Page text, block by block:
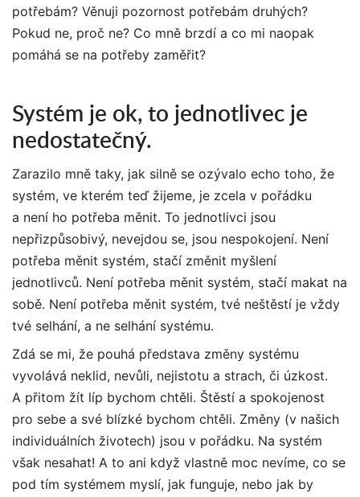
potřebám? Věnuji pozornost potřebám druhých?
Pokud ne, proč ne? Co mně brzdí a co mi naopak
pomáhá se na potřeby zaměřit?
Systém je ok, to jednotlivec je
nedostatečný.
Zarazilo mně taky, jak silně se ozývalo echo toho, že
systém, ve kterém teď žijeme, je zcela v pořádku
a není ho potřeba měnit. To jednotlivci jsou
nepřizpůsobivý, nevejdou se, jsou nespokojení. Není
potřeba měnit systém, stačí změnit myšlení
jednotlivců. Není potřeba měnit systém, stačí makat na
sobě. Není potřeba měnit systém, tvé neštěstí je vždy
tvé selhání, a ne selhání systému.
Zdá se mi, že pouhá představa změny systému
vyvolává neklid, nevůli, nejistotu a strach, či úzkost.
A přitom žít líp bychom chtěli. Štěstí a spokojenost
pro sebe a své blízké bychom chtěli. Změny (v našich
individuálních životech) jsou v pořádku. Na systém
však nesahat! A to ani když vlastně moc nevíme, co se
pod tím systémem myslí, jak funguje, nebo jak by